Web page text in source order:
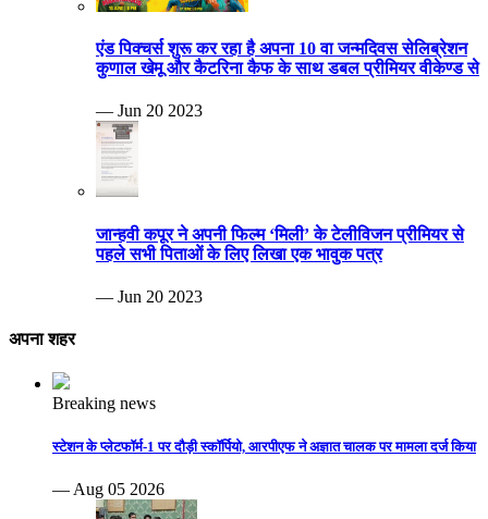
एंड पिक्चर्स शुरू कर रहा है अपना 10 वा जन्मदिवस सेलिब्रेशन
कुणाल खेमू और कैटरिना कैफ के साथ डबल प्रीमियर वीकेण्ड से
— Jun 20 2023
जान्हवी कपूर ने अपनी फिल्म ‘मिली’ के टेलीविजन प्रीमियर से
पहले सभी पिताओं के लिए लिखा एक भावुक पत्र
— Jun 20 2023
अपना शहर
Breaking news
स्टेशन के प्लेटफॉर्म-1 पर दौड़ी स्कॉर्पियो, आरपीएफ ने अज्ञात चालक पर मामला दर्ज किया
— Aug 05 2026